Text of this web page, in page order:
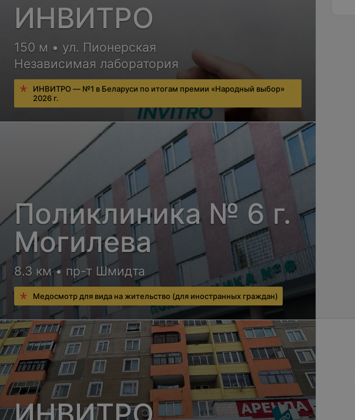
ИНВИТРО
150 м • ул. Пионерская
Независимая лаборатория
ИНВИТРО — №1 в Беларуси по итогам премии «Народный выбор»
2026 г.
Поликлиника № 6 г.
Могилева
8.3 км • пр-т Шмидта
Медосмотр для вида на жительство (для иностранных граждан)